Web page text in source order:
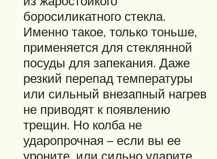
боросиликатного стекла.
Именно такое, только тоньше,
применяется для стеклянной
посуды для запекания. Даже
резкий перепад температуры
или сильный внезапный нагрев
не приводят к появлению
трещин. Но колба не
ударопрочная – если вы ее
уроните, или сильно ударите